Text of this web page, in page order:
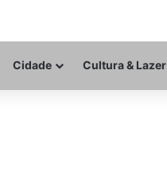
Cidade Cultura & Lazer